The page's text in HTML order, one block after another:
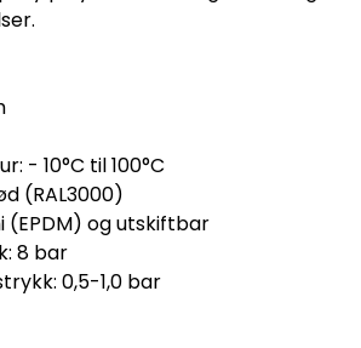
- 10°C til 100°C
(RAL3000)
(EPDM) og utskiftbar
8 bar
0,5-1,0 bar